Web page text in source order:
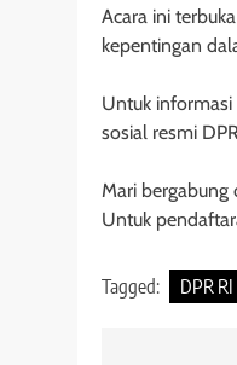
Acara ini
kepentingan
Untuk informasi
sosial resmi
Mari bergabung
Untuk
Tagged: DPR RI